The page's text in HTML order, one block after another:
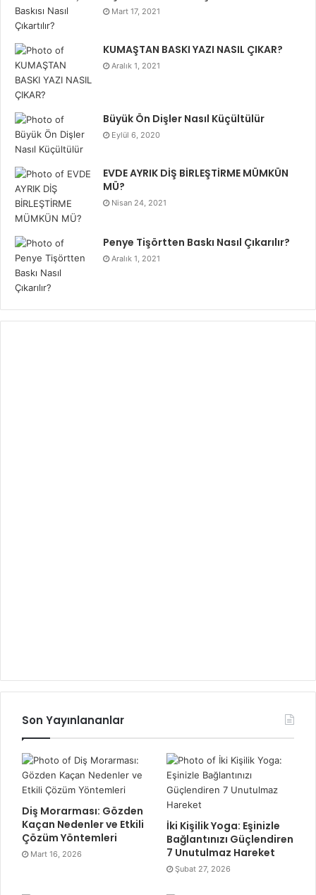
Mart 17, 2021
KUMAŞTAN BASKI YAZI NASIL ÇIKAR?
Aralık 1, 2021
Büyük Ön Dişler Nasıl Küçültülür
Eylül 6, 2020
EVDE AYRIK DİŞ BİRLEŞTİRME MÜMKÜN
MÜ?
Nisan 24, 2021
Penye Tişörtten Baskı Nasıl Çıkarılır?
Aralık 1, 2021
Son Yayınlananlar
Diş Morarması: Gözden
Kaçan Nedenler ve Etkili
Çözüm Yöntemleri
Mart 16, 2026
İki Kişilik Yoga: Eşinizle
Bağlantınızı Güçlendiren
7 Unutulmaz Hareket
Şubat 27, 2026